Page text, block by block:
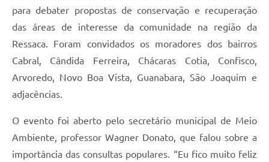
para debater propostas de conservação e recuperação
das áreas de interesse da comunidade na região da
Ressaca. Foram convidados os moradores dos bairros
Cabral, Cândida Ferreira, Chácaras Cotia, Confisco,
Arvoredo, Novo Boa Vista, Guanabara, São Joaquim e
adjacências.
O evento foi aberto pelo secretário municipal de Meio
Ambiente, professor Wagner Donato, que falou sobre a
importância das consultas populares. “Eu fico muito feliz